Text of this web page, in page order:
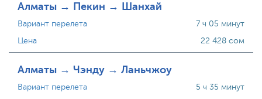
Алматы → Пекин → Шанхай
Вариант перелета
Цена
7 ч 05 минут
22 428 сом
Алматы → Чэнду → Ланьчжоу
Вариант перелета
5 ч 35 минут